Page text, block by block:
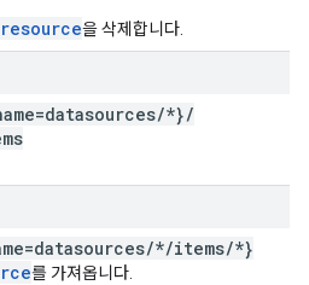
을 삭제합니다.
/*}/
/*/items/*}
를 가져옵니다.